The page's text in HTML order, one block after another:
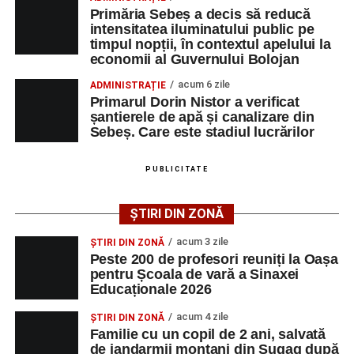
iluminatului public pe timpul nopții, în contextul
apelului la economii al Guvernului Bolojan
Duminică, 23 august 2026, Râpa Roșie găzduiește
cea de-a III-a ediție a concursului „CicloAventurier
de Sebeș”
Primul concert din cadrul String Symphonic Camp
Facebook Messenger WhatsApp Twitter/X Email
După mai multe zile de pregătire intensivă, participanții
public. Fiecare interpretare a evidențiat nivelul artistic al
tinerilor muzicieni și munca depusă în cadrul taberei, iar
spectatorii au răsplătit prestațiile cu aplauze îndelungate.
Primăria Sebeș a decis să reducă
intensitatea iluminatului public pe
timpul nopții, în contextul apelului la
economii al Guvernului Bolojan
ADMINISTRAȚIE acum 6 zile
Primarul Dorin Nistor a verificat
șantierele de apă și canalizare din
Sebeș. Care este stadiul lucrărilor
PUBLICITATE
ȘTIRI DIN ZONĂ
ȘTIRI DIN ZONĂ acum 3 zile
Peste 200 de profesori reuniți la Oașa
pentru Școala de vară a Sinaxei
Educaționale 2026
ȘTIRI DIN ZONĂ acum 4 zile
Familie cu un copil de 2 ani, salvată
de jandarmii montani din Șugag după